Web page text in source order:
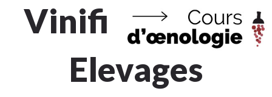
Vinifications &
Elevages